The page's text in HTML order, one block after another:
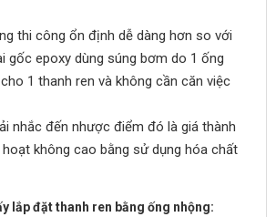
thi công ổn định dễ dàng hơn so với
gốc epoxy dùng súng bơm do 1 ống
1 thanh ren và không cần căn việc
nhắc đến nhược điểm đó là giá thành
không cao bằng sử dụng hóa chất
lắp đặt thanh ren bằng ống nhộng: